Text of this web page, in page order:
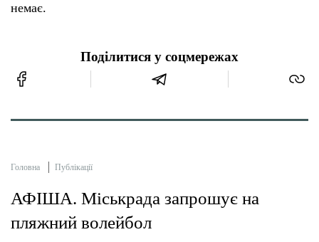
немає.
Поділитися у соцмережах
Головна Публікації
АФІША. Міськрада запрошує на
пляжний волейбол